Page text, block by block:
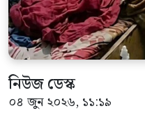
নিউজ ডেস্ক
০৪ জুন ২০২৬, ১১:১৯